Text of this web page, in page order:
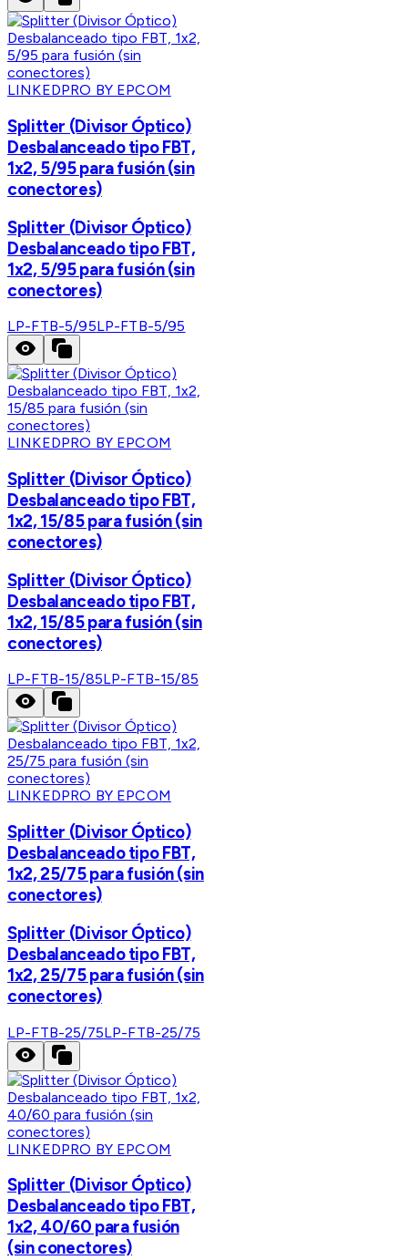
LINKEDPRO BY EPCOM
Splitter (Divisor Óptico)
Desbalanceado tipo FBT,
1x2, 5/95 para fusión (sin
conectores)
Splitter (Divisor Óptico)
Desbalanceado tipo FBT,
1x2, 5/95 para fusión (sin
conectores)
LP-FTB-5/95LP-FTB-5/95
LINKEDPRO BY EPCOM
Splitter (Divisor Óptico)
Desbalanceado tipo FBT,
1x2, 15/85 para fusión (sin
conectores)
Splitter (Divisor Óptico)
Desbalanceado tipo FBT,
1x2, 15/85 para fusión (sin
conectores)
LP-FTB-15/85LP-FTB-15/85
LINKEDPRO BY EPCOM
Splitter (Divisor Óptico)
Desbalanceado tipo FBT,
1x2, 25/75 para fusión (sin
conectores)
Splitter (Divisor Óptico)
Desbalanceado tipo FBT,
1x2, 25/75 para fusión (sin
conectores)
LP-FTB-25/75LP-FTB-25/75
LINKEDPRO BY EPCOM
Splitter (Divisor Óptico)
Desbalanceado tipo FBT,
1x2, 40/60 para fusión
(sin conectores)